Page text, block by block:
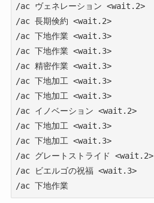
/ac ヴェネレーション <wait.2>
/ac 長期倹約 <wait.2>
/ac 下地作業 <wait.3>
/ac 下地作業 <wait.3>
/ac 精密作業 <wait.3>
/ac 下地加工 <wait.3>
/ac 下地加工 <wait.3>
/ac イノベーション <wait.2>
/ac 下地加工 <wait.3>
/ac 下地加工 <wait.3>
/ac グレートストライド <wait.2>
/ac ビエルゴの祝福 <wait.3>
/ac 下地作業